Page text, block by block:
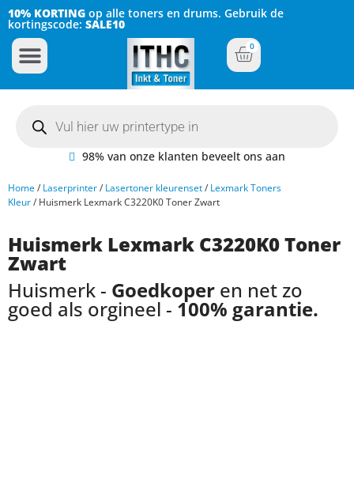
10% KORTING op alle toners en drums. Gebruik de
kortingscode: SALE10
0
98% van onze klanten beveelt ons aan
Home/ Laserprinter/ Lasertoner kleurenset/ Lexmark Toners
Kleur/ Huismerk Lexmark C3220K0 Toner Zwart
Huismerk Lexmark C3220K0 Toner
Zwart
Huismerk - Goedkoper en net zo
goed als orgineel - 100% garantie.